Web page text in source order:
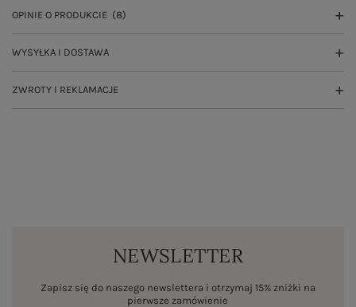
OPINIE O PRODUKCIE (8)
WYSYŁKA I DOSTAWA
ZWROTY I REKLAMACJE
NEWSLETTER
Zapisz się do naszego newslettera i otrzymaj 15% zniżki na
pierwsze zamówienie